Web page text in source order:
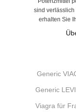
sind verlässlich
erhalten Sie
Generic
Generic
Viagra für